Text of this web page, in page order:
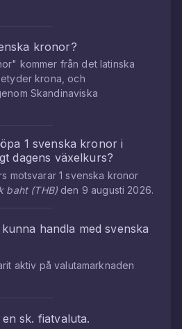
kronor?
kommer från det latinska
krona, och
Skandinaviska
1 svenska kronor i
dagens växelkurs?
motsvarar1 svenska kronor
baht(THB) den 9 augusti 2026.
handla medsvenska
aktiv på valutamarknaden
sk. fiatvaluta.